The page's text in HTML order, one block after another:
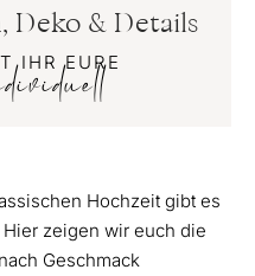
Deko & Details
IHR EURE
Hochzeit gibt es
zeigen wir euch die
Geschmack